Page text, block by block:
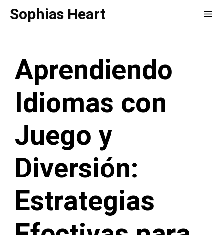
SaltarSophias Heart
Aprendiendo
Idiomas con
Juego y
Diversión:
Estrategias